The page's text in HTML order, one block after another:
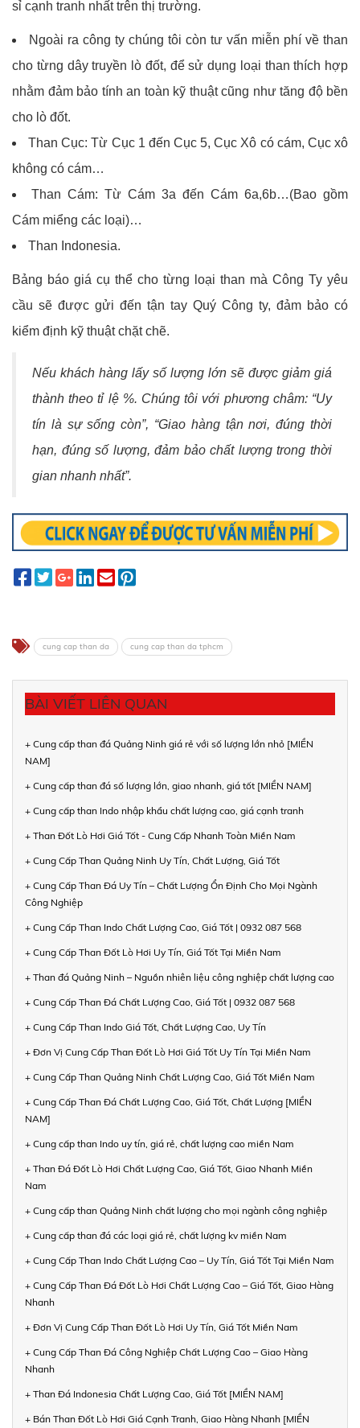
sỉ cạnh tranh nhất trên thị trường.
Ngoài ra công ty chúng tôi còn tư vấn miễn phí về than
cho từng dây truyền lò đốt, để sử dụng loại than thích hợp
nhằm đảm bảo tính an toàn kỹ thuật cũng như tăng độ bền
cho lò đốt.
Than Cục: Từ Cục 1 đến Cục 5, Cục Xô có cám, Cục xô
không có cám…
Than Cám: Từ Cám 3a đến Cám 6a,6b…(Bao gồm
Cám miểng các loại)…
Than Indonesia.
Bảng báo giá cụ thể cho từng loại than mà Công Ty yêu
cầu sẽ được gửi đến tận tay Quý Công ty, đảm bảo có
kiểm định kỹ thuật chặt chẽ.
Nếu khách hàng lấy số lượng lớn sẽ được giảm giá
thành theo tỉ lệ %. Chúng tôi với phương châm: “Uy
tín là sự sống còn”, “Giao hàng tận nơi, đúng thời
hạn, đúng số lượng, đảm bảo chất lượng trong thời
gian nhanh nhất”.
cung cap than da cung cap than da tphcm
BÀI VIẾT LIÊN QUAN
+ Cung cấp than đá Quảng Ninh giá rẻ với số lượng lớn nhỏ [MIỀN
NAM]
+ Cung cấp than đá số lượng lớn, giao nhanh, giá tốt [MIỀN NAM]
+ Cung cấp than Indo nhập khẩu chất lượng cao, giá cạnh tranh
+ Than Đốt Lò Hơi Giá Tốt - Cung Cấp Nhanh Toàn Miền Nam
+ Cung Cấp Than Quảng Ninh Uy Tín, Chất Lượng, Giá Tốt
+ Cung Cấp Than Đá Uy Tín – Chất Lượng Ổn Định Cho Mọi Ngành
Công Nghiệp
+ Cung Cấp Than Indo Chất Lượng Cao, Giá Tốt | 0932 087 568
+ Cung Cấp Than Đốt Lò Hơi Uy Tín, Giá Tốt Tại Miền Nam
+ Than đá Quảng Ninh – Nguồn nhiên liệu công nghiệp chất lượng cao
+ Cung Cấp Than Đá Chất Lượng Cao, Giá Tốt | 0932 087 568
+ Cung Cấp Than Indo Giá Tốt, Chất Lượng Cao, Uy Tín
+ Đơn Vị Cung Cấp Than Đốt Lò Hơi Giá Tốt Uy Tín Tại Miền Nam
+ Cung Cấp Than Quảng Ninh Chất Lượng Cao, Giá Tốt Miền Nam
+ Cung Cấp Than Đá Chất Lượng Cao, Giá Tốt, Chất Lượng [MIỀN
NAM]
+ Cung cấp than Indo uy tín, giá rẻ, chất lượng cao miền Nam
+ Than Đá Đốt Lò Hơi Chất Lượng Cao, Giá Tốt, Giao Nhanh Miền
Nam
+ Cung cấp than Quảng Ninh chất lượng cho mọi ngành công nghiệp
+ Cung cấp than đá các loại giá rẻ, chất lượng kv miền Nam
+ Cung Cấp Than Indo Chất Lượng Cao – Uy Tín, Giá Tốt Tại Miền Nam
+ Cung Cấp Than Đá Đốt Lò Hơi Chất Lượng Cao – Giá Tốt, Giao Hàng
Nhanh
+ Đơn Vị Cung Cấp Than Đốt Lò Hơi Uy Tín, Giá Tốt Miền Nam
+ Cung Cấp Than Đá Công Nghiệp Chất Lượng Cao – Giao Hàng
Nhanh
+ Than Đá Indonesia Chất Lượng Cao, Giá Tốt [MIỀN NAM]
+ Bán Than Đốt Lò Hơi Giá Cạnh Tranh, Giao Hàng Nhanh [MIỀN